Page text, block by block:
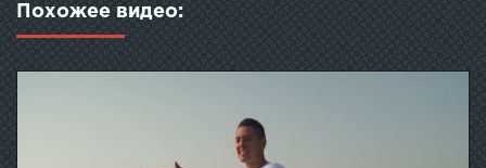
Похожее видео: